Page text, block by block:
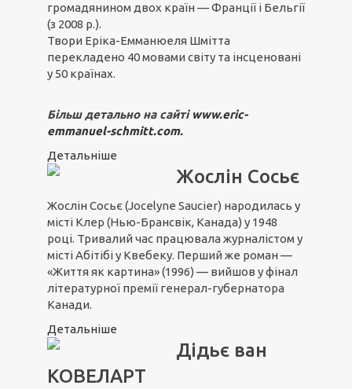
громадянином двох країн — Франції і Бельгії
(з 2008 р.).
Твори Еріка-Емманюеля Шмітта
перекладено 40 мовами світу та інсценовані
у 50 країнах.
Більш детально на сайті www.eric-
emmanuel-schmitt.com.
Детальніше
Жослін Сосьє
Жослін Сосьє (Jocelyne Saucier) народилась у
місті Клер (Нью-Брансвік, Канада) у 1948
році. Тривалий час працювала журналістом у
місті Абітібі у Квебеку. Перший же роман —
«Життя як картина» (1996) — вийшов у фінал
літературної премії генерал-губернатора
Канади.
Детальніше
Дідьє ван
КОВЕЛАРТ